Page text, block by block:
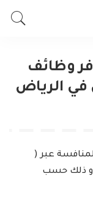
وظائف
في الرياض
عبر (
, و ذلك حسب